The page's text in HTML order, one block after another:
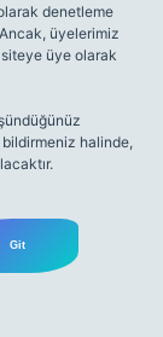
denetleme
üyelerimiz
üye olarak
halinde,